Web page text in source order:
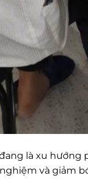
là xu
và giảm